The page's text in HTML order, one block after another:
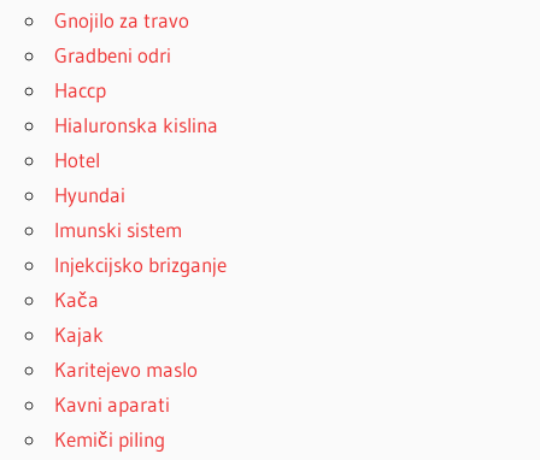
Gnojilo za travo
Gradbeni odri
Haccp
Hialuronska kislina
Hotel
Hyundai
Imunski sistem
Injekcijsko brizganje
Kača
Kajak
Karitejevo maslo
Kavni aparati
Kemiči piling